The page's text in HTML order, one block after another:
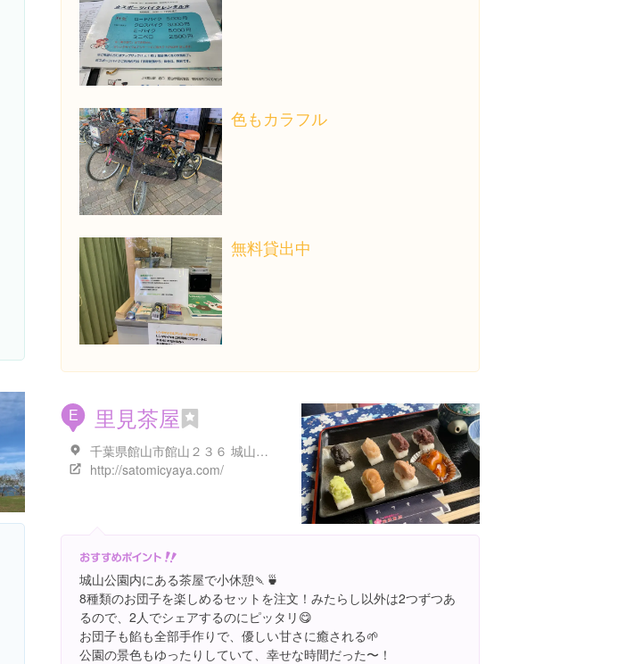
色もカラフル
無料貸出中
E 里見茶屋
千葉県館山市館山２３６ 城山公園内
http://satomicyaya.com/
城山公園内にある茶屋で小休憩🍡🍵
8種類のお団子を楽しめるセットを注文！みたらし以外は2つずつあ
るので、2人でシェアするのにピッタリ😋
お団子も餡も全部手作りで、優しい甘さに癒される🌱
公園の景色もゆったりしていて、幸せな時間だった〜！